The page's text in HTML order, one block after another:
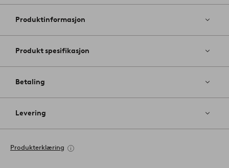
til
Produktinformasjon
Produkt spesifikasjon
Betaling
Levering
Produkterklæring